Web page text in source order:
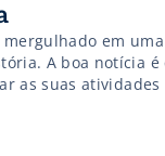
em
A boa notícia
as suas
até o fim de